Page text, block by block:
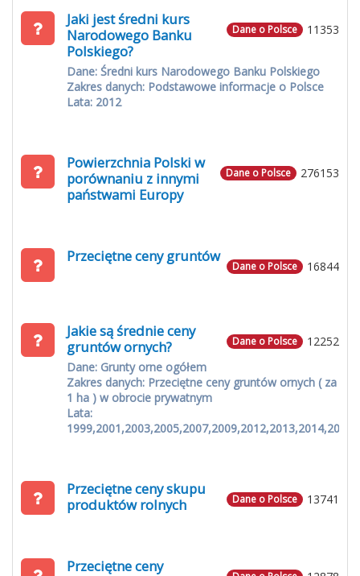
11353
Dane o Polsce
Jaki jest średni kurs
Narodowego Banku
Polskiego?
Dane: Średni kurs Narodowego Banku Polskiego
Zakres danych: Podstawowe informacje o Polsce
Lata: 2012
276153
Dane o Polsce
Powierzchnia Polski w
porównaniu z innymi
państwami Europy
16844
Dane o Polsce
Przeciętne ceny gruntów
12252
Dane o Polsce
Jakie są średnie ceny
gruntów ornych?
Dane: Grunty orne ogółem
Zakres danych: Przeciętne ceny gruntów ornych ( za
1 ha ) w obrocie prywatnym
Lata:
1999,2001,2003,2005,2007,2009,2012,2013,2014,2015
13741
Dane o Polsce
Przeciętne ceny skupu
produktów rolnych
Przeciętne ceny